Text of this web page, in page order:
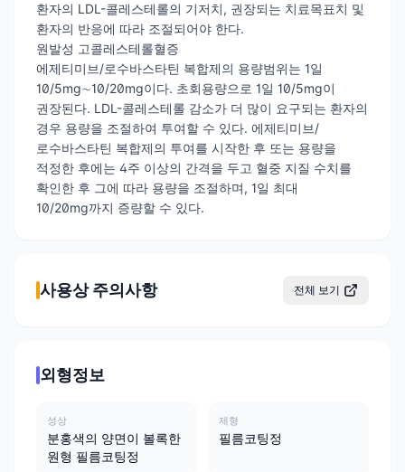
환자의 LDL-콜레스테롤의 기저치, 권장되는 치료목표치 및
환자의 반응에 따라 조절되어야 한다.
원발성 고콜레스테롤혈증
에제티미브/로수바스타틴 복합제의 용량범위는 1일
10/5mg∼10/20mg이다. 초회용량으로 1일 10/5mg이
권장된다. LDL-콜레스테롤 감소가 더 많이 요구되는 환자의
경우 용량을 조절하여 투여할 수 있다. 에제티미브/
로수바스타틴 복합제의 투여를 시작한 후 또는 용량을
적정한 후에는 4주 이상의 간격을 두고 혈중 지질 수치를
확인한 후 그에 따라 용량을 조절하며, 1일 최대
10/20mg까지 증량할 수 있다.
사용상 주의사항 전체 보기
외형정보
성상
분홍색의 양면이 볼록한
원형 필름코팅정
제형
필름코팅정